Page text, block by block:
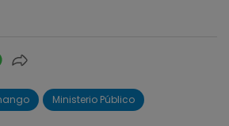
Ministerio Público